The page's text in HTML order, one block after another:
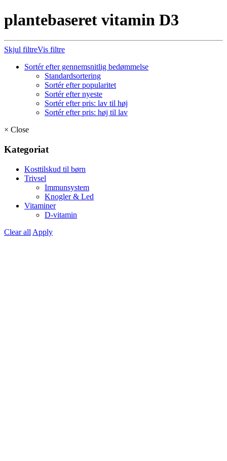
plantebaseret vitamin D3
Skjul filtreVis filtre
Sortér efter gennemsnitlig bedømmelse
Standardsortering
Sortér efter popularitet
Sortér efter nyeste
Sortér efter pris: lav til høj
Sortér efter pris: høj til lav
× Close
Kategoriat
Kosttilskud til børn
Trivsel
Immunsystem
Knogler & Led
Vitaminer
D-vitamin
Clear all Apply